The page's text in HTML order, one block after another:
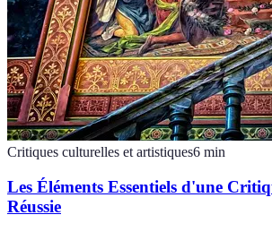
Critiques culturelles et artistiques6 min
Les Éléments Essentiels d'une
Réussie